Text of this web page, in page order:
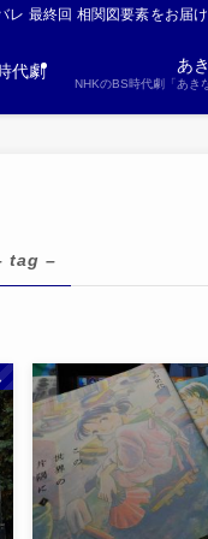
レ 最終回 相関図要素をお届
代劇 あ
NHKのBS時代劇「あき
tag –